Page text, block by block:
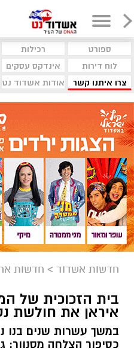
ספורט רכילות
לוח דירות
אינדקס עסקים
צרו איתנו קשר
אודות אשדוד נט
חדשות אשדוד > חדשות
בית הזכוכית של
איראן את חולשת
במשך עשרות שנים בנו
כסיפור הצלחה מסנוור: